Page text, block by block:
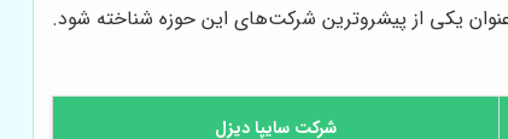
عنوان یکی از پیشروترین شرکت‌های این حوزه شناخته شود.
شرکت سایپا دیزل